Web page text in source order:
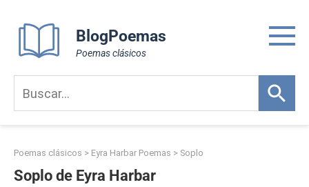
content
BlogPoemas
Poemas clásicos
Poemas clásicos > Eyra Harbar Poemas > Soplo
Soplo de Eyra Harbar